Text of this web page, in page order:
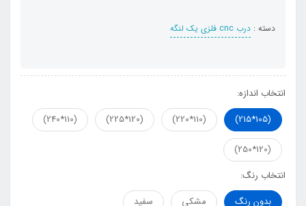
دسته : درب cnc فلزی یک لنگه
انتخاب اندازه:
(105*215)
(110*220)
(120*225)
(110*240)
(120*250)
انتخاب رنگ:
بدون رنگ
مشکی
سفید